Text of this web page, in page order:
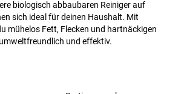
biologisch abbaubaren Reiniger auf
sich ideal für deinen Haushalt. Mit
mühelos Fett, Flecken und hartnäckigen
und effektiv.